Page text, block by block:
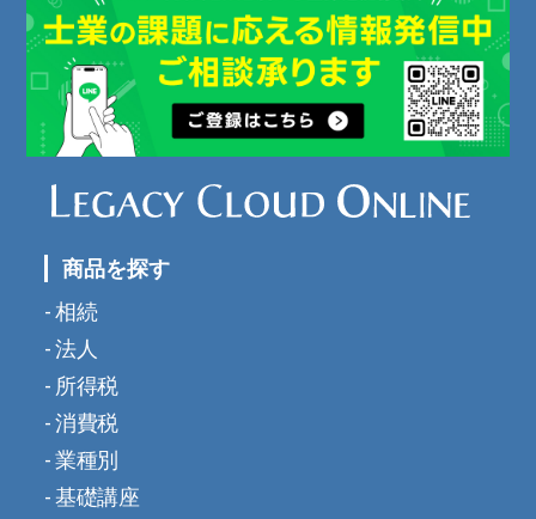
商品を探す
相続
法人
所得税
消費税
業種別
基礎講座